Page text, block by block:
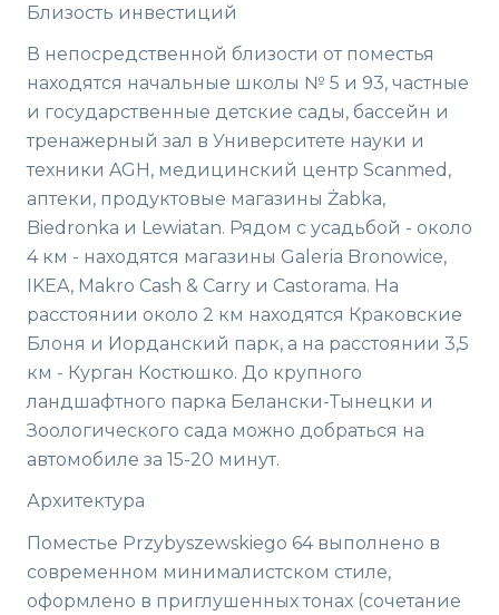
Близость инвестиций
В непосредственной близости от поместья
находятся начальные школы № 5 и 93, частные
и государственные детские сады, бассейн и
тренажерный зал в Университете науки и
техники AGH, медицинский центр Scanmed,
аптеки, продуктовые магазины Żabka,
Biedronka и Lewiatan. Рядом с усадьбой - около
4 км - находятся магазины Galeria Bronowice,
IKEA, Makro Cash & Carry и Castorama. На
расстоянии около 2 км находятся Краковские
Блоня и Иорданский парк, а на расстоянии 3,5
км - Курган Костюшко. До крупного
ландшафтного парка Белански-Тынецки и
Зоологического сада можно добраться на
автомобиле за 15-20 минут.
Архитектура
Поместье Przybyszewskiego 64 выполнено в
современном минималистском стиле,
оформлено в приглушенных тонах (сочетание